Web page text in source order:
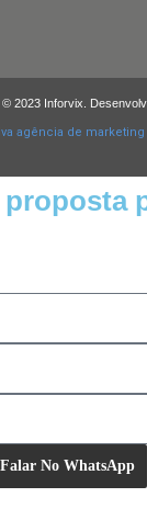
2023 Inforvix.
Falar No WhatsApp